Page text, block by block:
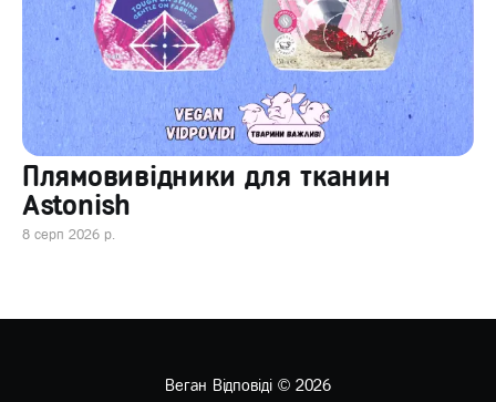
Плямовивідники для тканин
Astonish
8 серп 2026 р.
Веган Відповіді© 2026